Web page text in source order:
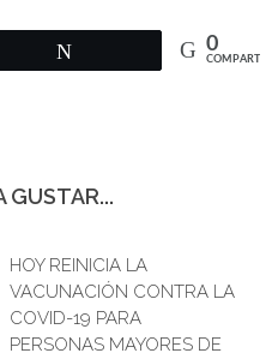
0
COMPARTIR
GUSTAR...
HOY REINICIA LA
VACUNACIÓN CONTRA LA
COVID-19 PARA
PERSONAS MAYORES DE